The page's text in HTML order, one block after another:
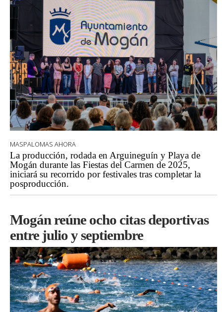
MASPALOMAS AHORA
La producción, rodada en Arguineguín y Playa de
Mogán durante las Fiestas del Carmen de 2025,
iniciará su recorrido por festivales tras completar la
posproducción.
Mogán reúne ocho citas deportivas
entre julio y septiembre